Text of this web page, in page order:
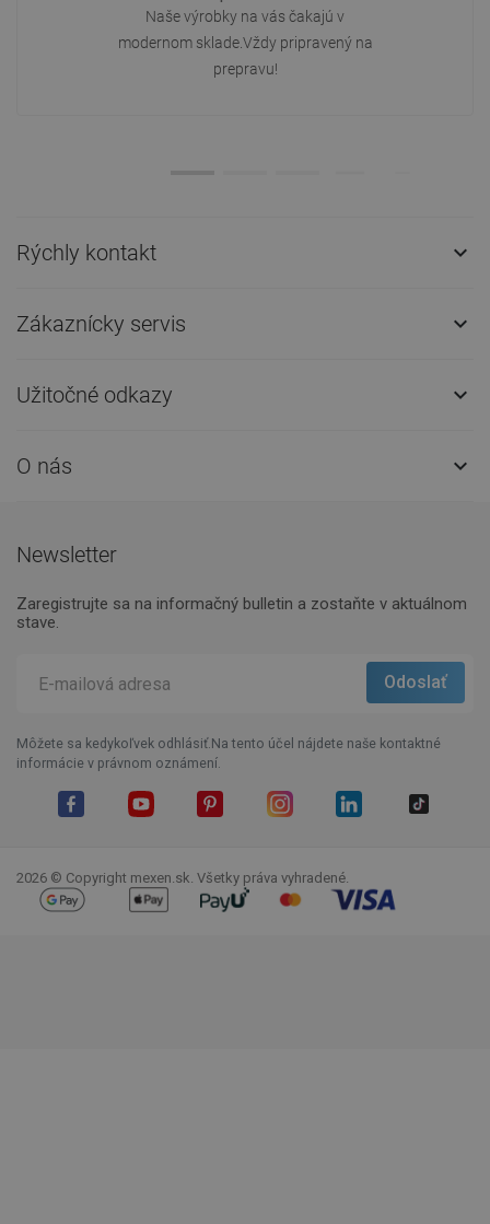
Naše výrobky na vás čakajú v
modernom sklade.Vždy pripravený na
prepravu!
Rýchly kontakt 
Zákaznícky servis 
Užitočné odkazy 
O nás 
Newsletter
Zaregistrujte sa na informačný bulletin a zostaňte v aktuálnom
stave.
Môžete sa kedykoľvek odhlásiť.Na tento účel nájdete naše kontaktné
informácie v právnom oznámení.
2026 © Copyright mexen.sk. Všetky práva vyhradené.